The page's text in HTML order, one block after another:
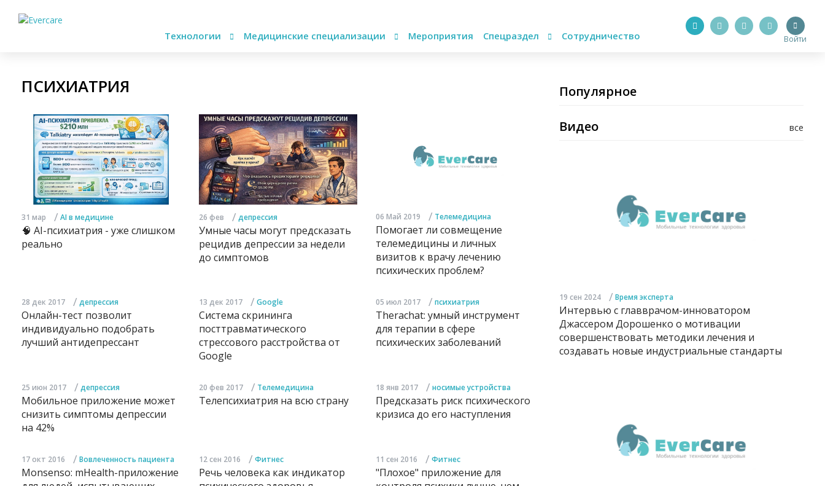
Технологии Медицинские специализации Мероприятия Спецраздел Сотрудничество Войти
ПСИХИАТРИЯ
31 мар / AI в медицине
🧠 AI-психиатрия - уже слишком
реально
26 фев / депрессия
Умные часы могут предсказать
рецидив депрессии за недели
до симптомов
06 Май 2019 / Телемедицина
Помогает ли совмещение
телемедицины и личных
визитов к врачу лечению
психических проблем?
28 дек 2017 / депрессия
Онлайн-тест позволит
индивидуально подобрать
лучший антидепрессант
13 дек 2017 / Google
Система скрининга
посттравматического
стрессового расстройства от
Google
05 июл 2017 / психиатрия
Therachat: умный инструмент
для терапии в сфере
психических заболеваний
25 июн 2017 / депрессия
Мобильное приложение может
снизить симптомы депрессии
на 42%
20 фев 2017 / Телемедицина
Телепсихиатрия на всю страну
18 янв 2017 / носимые устройства
Предсказать риск психического
кризиса до его наступления
17 окт 2016 / Вовлеченность пациента
Monsenso: mHealth-приложение
12 сен 2016 / Фитнес
Речь человека как индикатор
11 сен 2016 / Фитнес
"Плохое" приложение для
Популярное
все
Видео
19 сен 2024 / Время эксперта
Интервью с главврачом-инноватором
Джассером Дорошенко о мотивации
совершенствовать методики лечения и
создавать новые индустриальные стандарты